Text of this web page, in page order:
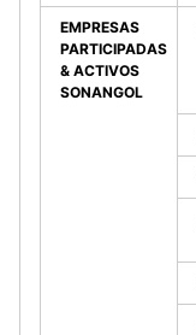
EMPRESAS
PARTICIPADAS
& ACTIVOS
SONANGOL